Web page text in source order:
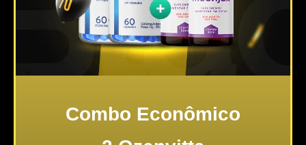
Combo Econômico